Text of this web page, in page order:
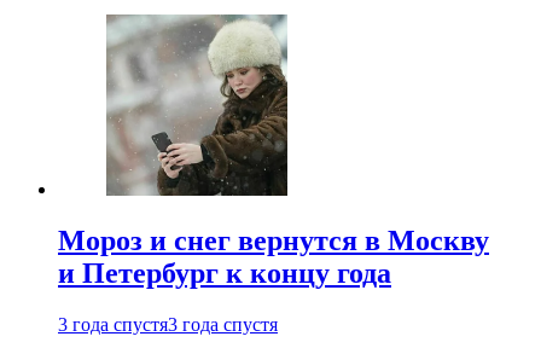
Мороз и снег вернутся в Москву
и Петербург к концу года
3 года спустя3 года спустя